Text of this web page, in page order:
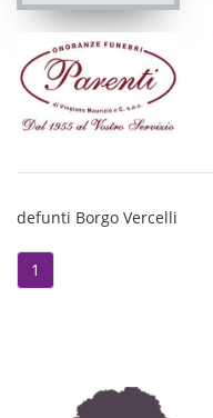
defunti Borgo Vercelli
1